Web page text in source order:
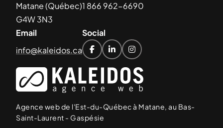
Matane (Québec)
G4W 3N3
1 866 962-6690
Email
info@kaleidos.ca
Social
  
Agence web de l'Est-du-Québec à Matane, au Bas-
Saint-Laurent - Gaspésie